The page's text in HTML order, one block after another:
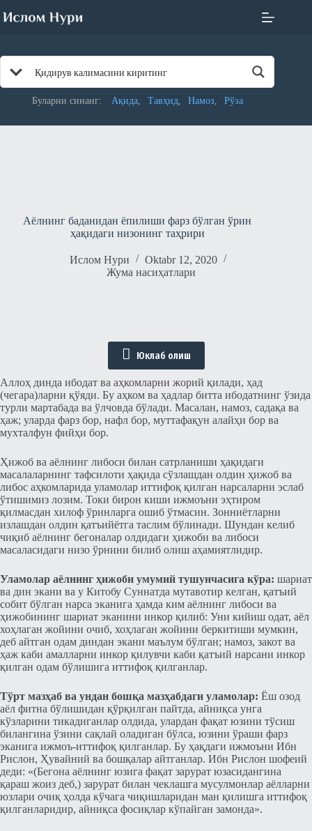
to
Буларни синанг: Ақида Тавҳид Намоз Рўза
Аёлнинг баданидан ёпилиши фарз бўлган ўрин
ҳақидаги низонинг таҳрири
Ислом Нури
Oktabr 12, 2020
Жума насиҳатлари
Юклаб олиш
Аллоҳ динда ибодат ва аҳкомларни жорий қилади, ҳад
(чегара)ларни қўяди. Бу аҳком ва ҳадлар битта ибодатнинг ўзида
турли мартабада ва ўлчовда бўлади. Масалан, намоз, садақа ва
ҳаж; уларда фарз бор, нафл бор, муттафақун алайҳи бор ва
мухталфун фийҳи бор.
Ҳижоб ва аёлнинг либоси билан сатрланиши ҳақидаги
масалаларнинг тафсилоти ҳақида сўзлашдан олдин ҳижоб ва
либос аҳкомларида уламолар иттифоқ қилган нарсаларни эслаб
ўтишимиз лозим. Токи бирон киши ижмоъни эҳтиром
қилмасдан хилоф ўринларга ошиб ўтмасин. Зонниётларни
излашдан олдин қатъийётга таслим бўлинади. Шундан келиб
чиқиб аёлнинг бегоналар олдидаги ҳижоби ва либоси
масаласидаги низо ўрнини билиб олиш аҳамиятлидир.
Уламолар аёлнинг ҳижоби умумий тушунчасига кўра: шариат
ва дин экани ва у Китобу Суннатда мутавотир келган, қатъий
собит бўлган нарса эканига ҳамда ким аёлнинг либоси ва
ҳижобининг шариат эканини инкор қилиб: Уни кийиш одат, аёл
хоҳлаган жойини очиб, хоҳлаган жойини беркитиши мумкин,
деб айтган одам диндан экани маълум бўлган; намоз, закот ва
ҳаж каби амалларни инкор қилувчи каби қатъий нарсани инкор
қилган одам бўлишига иттифоқ қилганлар.
Тўрт мазҳаб ва ундан бошқа мазҳабдаги уламолар: Ёш озод
аёл фитна бўлишидан қўрқилган пайтда, айниқса унга
кўзларини тикадиганлар олдида, улардан фақат юзини тўсиш
билангина ўзини сақлай оладиган бўлса, юзини ўраши фарз
эканига ижмоъ-иттифоқ қилганлар. Бу ҳақдаги ижмоъни Ибн
Рислон, Ҳувайний ва бошқалар айтганлар. Ибн Рислон шофеий
деди: «(Бегона аёлнинг юзига фақат зарурат юзасидангина
қараш жоиз деб,) зарурат билан чеклашга мусулмонлар аёлларни
юзлари очиқ ҳолда кўчага чиқишларидан ман қилишга иттифоқ
қилганларидир, айниқса фосиқлар кўпайган замонда».